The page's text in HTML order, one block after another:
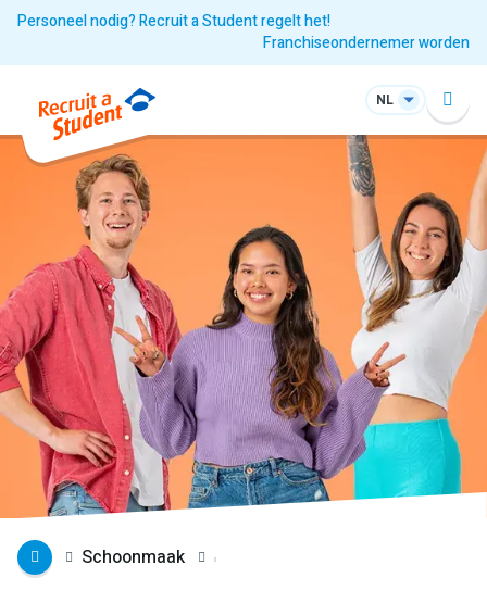
Personeel nodig? Recruit a Student regelt het!
Franchiseondernemer worden
NL
Schoonmaak